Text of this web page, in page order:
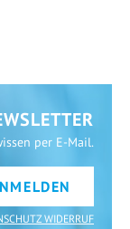
per E-Mail.
WIDERRUF